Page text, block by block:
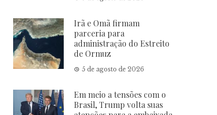
Irã e Omã firmam
parceria para
administração do Estreito
de Ormuz
5 de agosto de 2026
Em meio a tensões com o
Brasil, Trump volta suas